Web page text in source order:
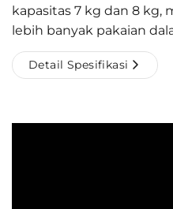
kapasitas 7 kg dan 8
lebih banyak pakaian
Detail Spesifikasi